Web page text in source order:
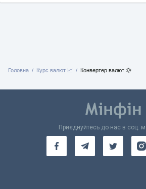
Головна Курс валют 📈 Конвертер валют 💱
Приєднуйтесь до нас в соц.